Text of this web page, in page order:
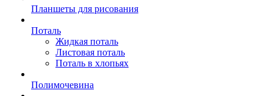
Планшеты для рисования
Поталь
Жидкая поталь
Листовая поталь
Поталь в хлопьях
Полимочевина